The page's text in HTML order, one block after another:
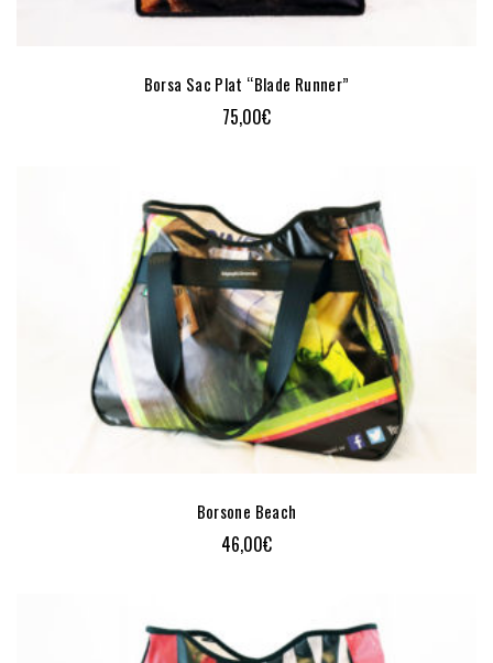
Borsa Sac Plat “Blade Runner”
75,00€
Borsone Beach
46,00€